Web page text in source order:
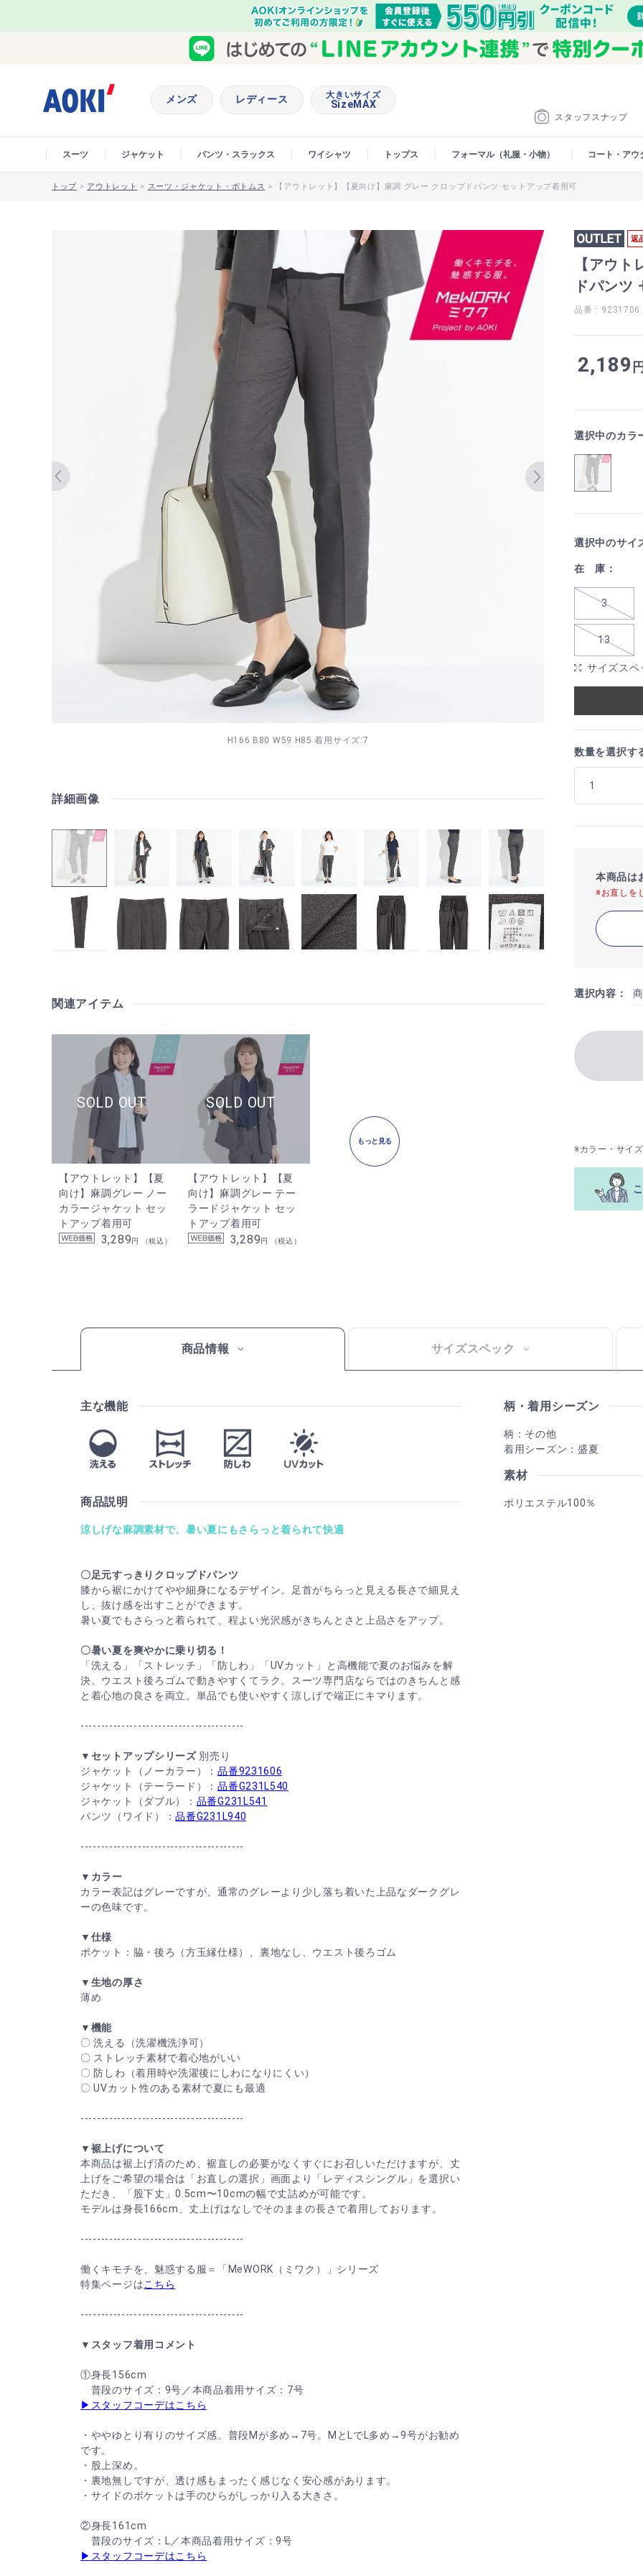
スタッフスナップ
メンズ レディース 大きいサイズ
SizeMAX
スーツ ジャケット パンツ・スラックス ワイシャツ トップス フォーマル（礼服・小物） コート・アウ
トップ > アウトレット > スーツ・ジャケット・ボトムス > 【アウトレット】【夏向け】麻調 グレー クロップドパンツ セットアップ着用可
H166 B80 W59 H85 着用サイズ:7
詳細画像
関連アイテム
【アウトレット】【夏
向け】麻調グレー ノー
カラージャケット セッ
トアップ着用可
3,289円 （税込）
【アウトレット】【夏
向け】麻調グレー テー
ラードジャケット セッ
トアップ着用可
3,289円 （税込）
もっと見る
返
【アウ
ドパンツ
品番：9231706
2,189
選択中のカラ
選択中のサイ
在 庫：
3
13
サイズスペ
数量を選択す
本商品は
※お直しを
選択内容：
※カラー・サイ
商品情報 サイズスペック
主な機能
商品説明
涼しげな麻調素材で、暑い夏にもさらっと着られて快適
〇足元すっきりクロップドパンツ
膝から裾にかけてやや細身になるデザイン。足首がちらっと見える長さで細見え
し、抜け感を出すことができます。
暑い夏でもさらっと着られて、程よい光沢感がきちんとさと上品さをアップ。
〇暑い夏を爽やかに乗り切る！
「洗える」「ストレッチ」「防しわ」「UVカット」と高機能で夏のお悩みを解
決。ウエスト後ろゴムで動きやすくてラク。スーツ専門店ならではのきちんと感
と着心地の良さを両立。単品でも使いやすく涼しげで端正にキマります。
----------------------------------------
▼セットアップシリーズ別売り
ジャケット（ノーカラー）：品番9231606
ジャケット（テーラード）：品番G231L540
ジャケット（ダブル）： 品番G231L541
パンツ（ワイド）：品番G231L940
----------------------------------------
▼カラー
カラー表記はグレーですが、通常のグレーより少し落ち着いた上品なダークグレ
ーの色味です。
▼仕様
ポケット：脇・後ろ（方玉縁仕様）、裏地なし、ウエスト後ろゴム
▼生地の厚さ
薄め
▼機能
〇 洗える（洗濯機洗浄可）
〇 ストレッチ素材で着心地がいい
〇 防しわ（着用時や洗濯後にしわになりにくい）
〇 UVカット性のある素材で夏にも最適
----------------------------------------
▼裾上げについて
本商品は裾上げ済のため、裾直しの必要がなくすぐにお召しいただけますが、丈
上げをご希望の場合は「お直しの選択」画面より「レディスシングル」を選択い
ただき、「股下丈」0.5cm〜10cmの幅で丈詰めが可能です。
モデルは身長166cm、丈上げはなしでそのままの長さで着用しております。
----------------------------------------
働くキモチを、魅惑する服＝「MeWORK（ミワク）」シリーズ
特集ページはこちら
----------------------------------------
▼スタッフ着用コメント
①身長156cm
普段のサイズ：9号／本商品着用サイズ：7号
▶スタッフコーデはこちら
・ややゆとり有りのサイズ感。普段Mが多め→7号。MとLでL多め→9号がお勧め
です。
・股上深め。
・裏地無しですが、透け感もまったく感じなく安心感があります。
・サイドのポケットは手のひらがしっかり入る大きさ。
②身長161cm
普段のサイズ：L／本商品着用サイズ：9号
▶スタッフコーデはこちら
柄・着用シーズン
柄：その他
着用シーズン：盛夏
素材
ポリエステル100％